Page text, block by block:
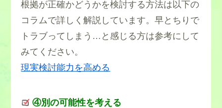
根拠が正確かどうかを検討する方法は以下の
コラムで詳しく解説しています。早とちりで
トラブってしまう…と感じる方は参考にして
みてください。
現実検討能力を高める
④別の可能性を考える